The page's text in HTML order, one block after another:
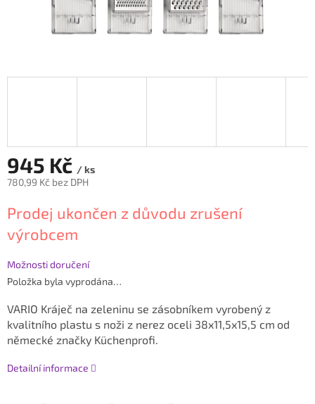
945 Kč / ks
780,99 Kč bez DPH
cena:
Prodej ukončen z důvodu zrušení
výrobcem
Možnosti doručení
Položka byla vyprodána…
VARIO Kráječ na zeleninu se zásobníkem vyrobený z
kvalitního plastu s noži z nerez oceli 38x11,5x15,5 cm od
německé značky Küchenprofi.
Detailní informace